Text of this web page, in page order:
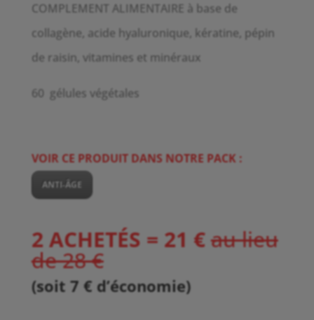
COMPLEMENT ALIMENTAIRE à base de
collagène, acide hyaluronique, kératine, pépin
de raisin, vitamines et minéraux
60 gélules végétales
VOIR CE PRODUIT DANS NOTRE PACK :
ANTI-ÂGE
2 ACHETÉS = 21 €au lieu
de 28 €
(soit 7 € d’économie)